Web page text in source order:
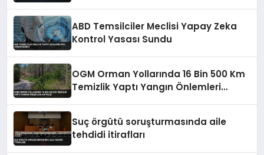
ABD Temsilciler Meclisi Yapay Zeka
Kontrol Yasası Sundu
OGM Orman Yollarında 16 Bin 500 Km
Temizlik Yaptı Yangın Önlemleri
Suç örgütü soruşturmasında aile
tehdidi itirafları